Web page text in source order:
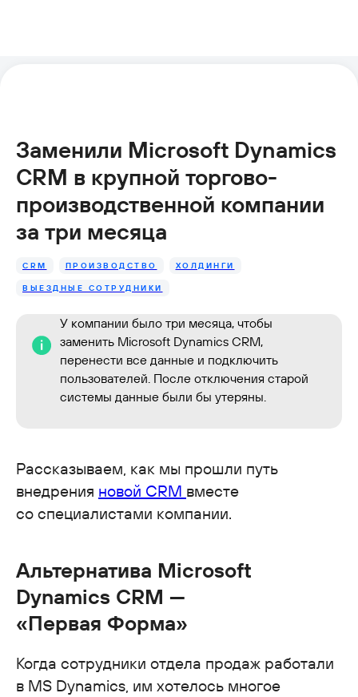
Заменили Microsoft Dynamics
CRM в крупной торгово-
производственной компании
за три месяца
CRM ПРОИЗВОДСТВО ХОЛДИНГИ
ВЫЕЗДНЫЕ СОТРУДНИКИ
У компании было три месяца, чтобы
заменить Microsoft Dynamics CRM,
перенести все данные и подключить
пользователей. После отключения старой
системы данные были бы утеряны.
Рассказываем, как мы прошли путь
внедрения новой CRM вместе
со специалистами компании.
Альтернатива Microsoft
Dynamics CRM —
«Первая Форма»
Когда сотрудники отдела продаж работали
в MS Dynamics, им хотелось многое